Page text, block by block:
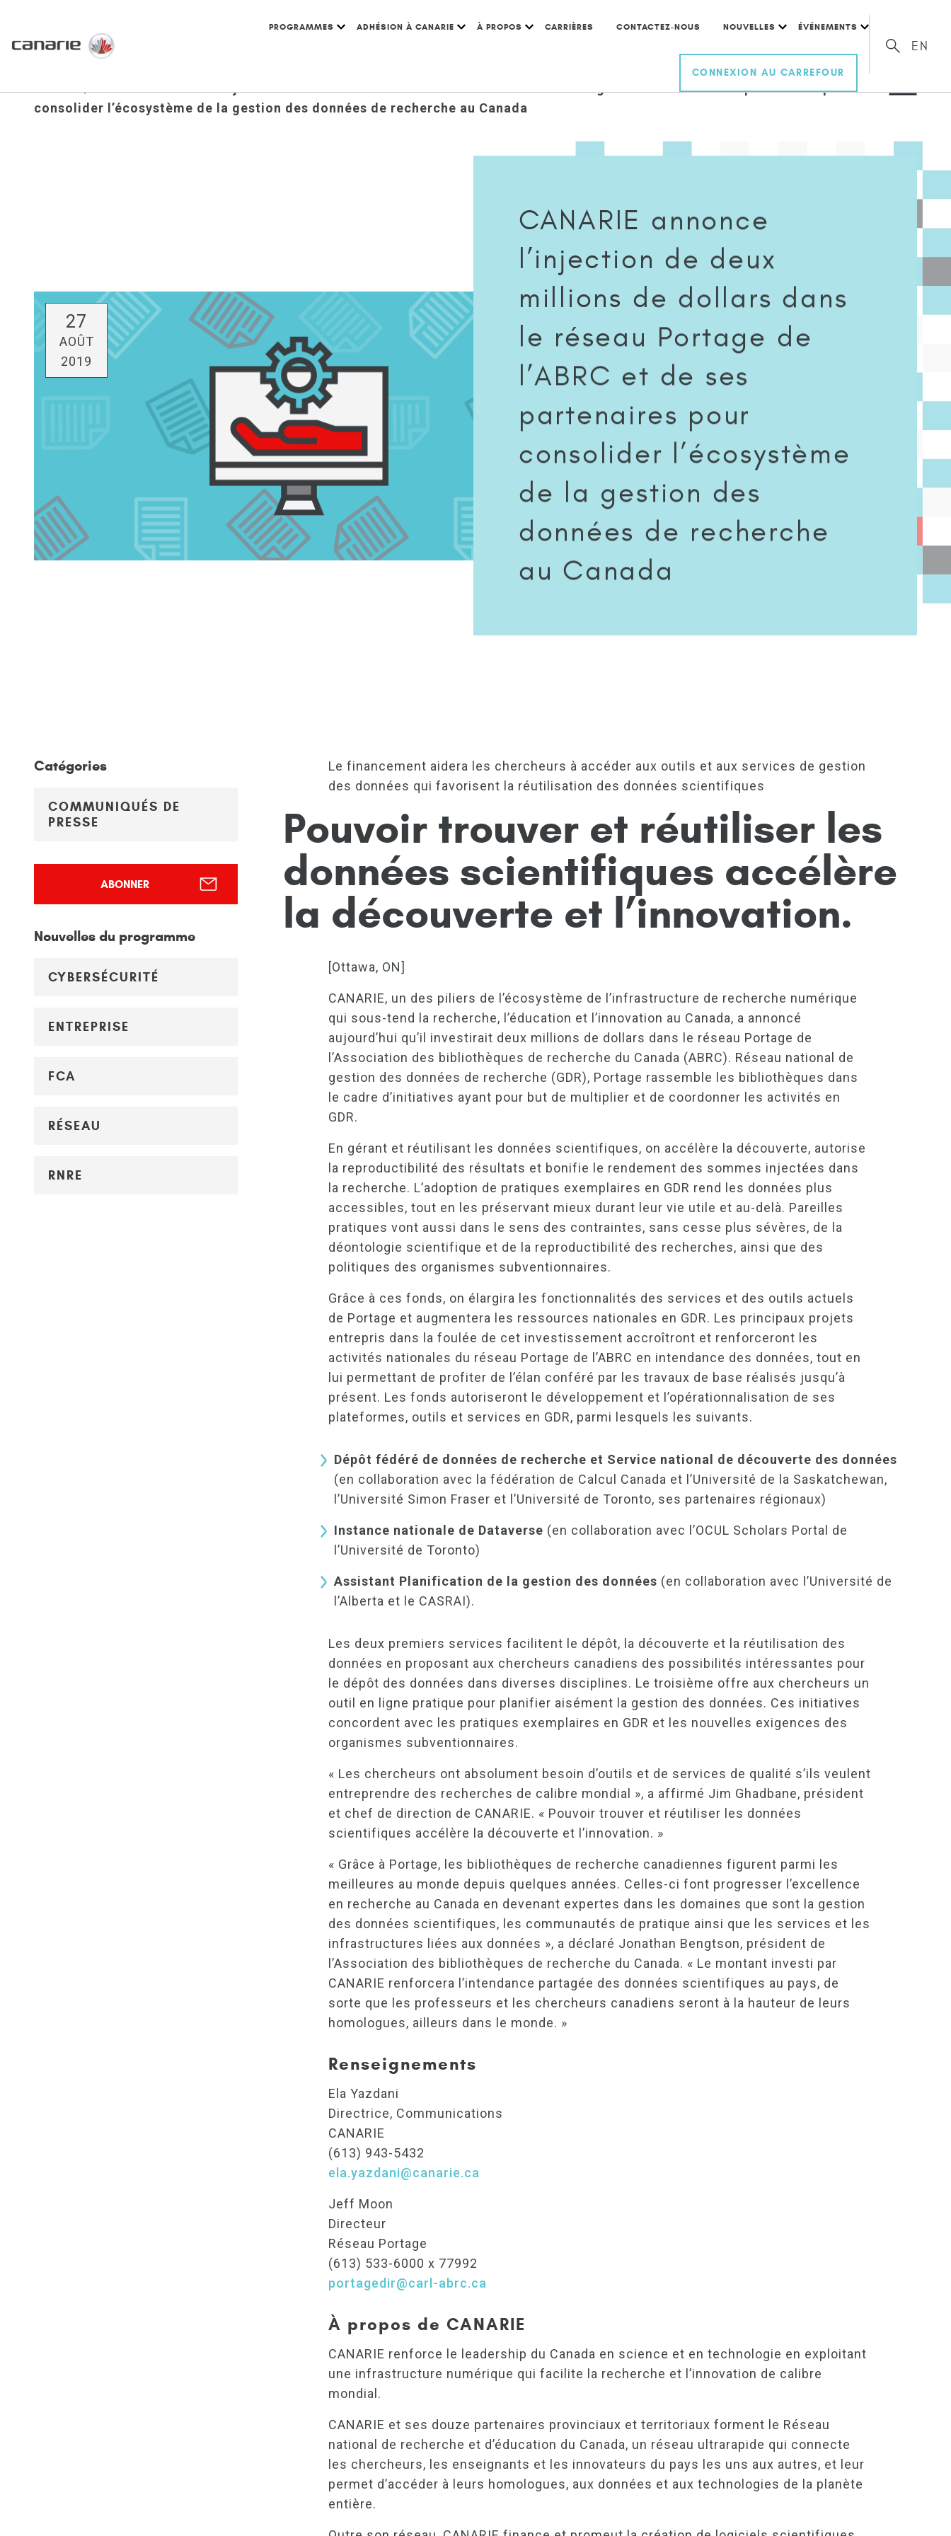
PROGRAMMES ADHÉSION À CANARIE À PROPOS CARRIÈRES CONTACTEZ-NOUS NOUVELLES ÉVÉNEMENTS
CONNEXION AU CARREFOUR
EN
CANARIE annonce l’injection de deux millions de dollars dans le réseau Portage de l’ABRC et de ses partenaires pour
consolider l’écosystème de la gestion des données de recherche au Canada
27
AOÛT
2019
CANARIE annonce
l’injection de deux
millions de dollars dans
le réseau Portage de
l’ABRC et de ses
partenaires pour
consolider l’écosystème
de la gestion des
données de recherche
au Canada
Catégories
COMMUNIQUÉS DE
PRESSE
ABONNER
Nouvelles du programme
CYBERSÉCURITÉ
ENTREPRISE
FCA
RÉSEAU
RNRE
Le financement aidera les chercheurs à accéder aux outils et aux services de gestion
des données qui favorisent la réutilisation des données scientifiques
Pouvoir trouver et réutiliser les
données scientifiques accélère
la découverte et l’innovation.
[Ottawa, ON]
CANARIE, un des piliers de l’écosystème de l’infrastructure de recherche numérique
qui sous-tend la recherche, l’éducation et l’innovation au Canada, a annoncé
aujourd’hui qu’il investirait deux millions de dollars dans le réseau Portage de
l’Association des bibliothèques de recherche du Canada (ABRC). Réseau national de
gestion des données de recherche (GDR), Portage rassemble les bibliothèques dans
le cadre d’initiatives ayant pour but de multiplier et de coordonner les activités en
GDR.
En gérant et réutilisant les données scientifiques, on accélère la découverte, autorise
la reproductibilité des résultats et bonifie le rendement des sommes injectées dans
la recherche. L’adoption de pratiques exemplaires en GDR rend les données plus
accessibles, tout en les préservant mieux durant leur vie utile et au-delà. Pareilles
pratiques vont aussi dans le sens des contraintes, sans cesse plus sévères, de la
déontologie scientifique et de la reproductibilité des recherches, ainsi que des
politiques des organismes subventionnaires.
Grâce à ces fonds, on élargira les fonctionnalités des services et des outils actuels
de Portage et augmentera les ressources nationales en GDR. Les principaux projets
entrepris dans la foulée de cet investissement accroîtront et renforceront les
activités nationales du réseau Portage de l’ABRC en intendance des données, tout en
lui permettant de profiter de l’élan conféré par les travaux de base réalisés jusqu’à
présent. Les fonds autoriseront le développement et l’opérationnalisation de ses
plateformes, outils et services en GDR, parmi lesquels les suivants.
Dépôt fédéré de données de recherche et Service national de découverte des données
(en collaboration avec la fédération de Calcul Canada et l’Université de la Saskatchewan,
l’Université Simon Fraser et l’Université de Toronto, ses partenaires régionaux)
Instance nationale de Dataverse (en collaboration avec l’OCUL Scholars Portal de
l’Université de Toronto)
Assistant Planification de la gestion des données (en collaboration avec l’Université de
l’Alberta et le CASRAI).
Les deux premiers services facilitent le dépôt, la découverte et la réutilisation des
données en proposant aux chercheurs canadiens des possibilités intéressantes pour
le dépôt des données dans diverses disciplines. Le troisième offre aux chercheurs un
outil en ligne pratique pour planifier aisément la gestion des données. Ces initiatives
concordent avec les pratiques exemplaires en GDR et les nouvelles exigences des
organismes subventionnaires.
« Les chercheurs ont absolument besoin d’outils et de services de qualité s’ils veulent
entreprendre des recherches de calibre mondial », a affirmé Jim Ghadbane, président
et chef de direction de CANARIE. « Pouvoir trouver et réutiliser les données
scientifiques accélère la découverte et l’innovation. »
« Grâce à Portage, les bibliothèques de recherche canadiennes figurent parmi les
meilleures au monde depuis quelques années. Celles-ci font progresser l’excellence
en recherche au Canada en devenant expertes dans les domaines que sont la gestion
des données scientifiques, les communautés de pratique ainsi que les services et les
infrastructures liées aux données », a déclaré Jonathan Bengtson, président de
l’Association des bibliothèques de recherche du Canada. « Le montant investi par
CANARIE renforcera l’intendance partagée des données scientifiques au pays, de
sorte que les professeurs et les chercheurs canadiens seront à la hauteur de leurs
homologues, ailleurs dans le monde. »
Renseignements
Ela Yazdani
Directrice, Communications
CANARIE
(613) 943-5432
ela.yazdani@canarie.ca
Jeff Moon
Directeur
Réseau Portage
(613) 533-6000 x 77992
portagedir@carl-abrc.ca
À propos de CANARIE
CANARIE renforce le leadership du Canada en science et en technologie en exploitant
une infrastructure numérique qui facilite la recherche et l’innovation de calibre
mondial.
CANARIE et ses douze partenaires provinciaux et territoriaux forment le Réseau
national de recherche et d’éducation du Canada, un réseau ultrarapide qui connecte
les chercheurs, les enseignants et les innovateurs du pays les uns aux autres, et leur
permet d’accéder à leurs homologues, aux données et aux technologies de la planète
entière.